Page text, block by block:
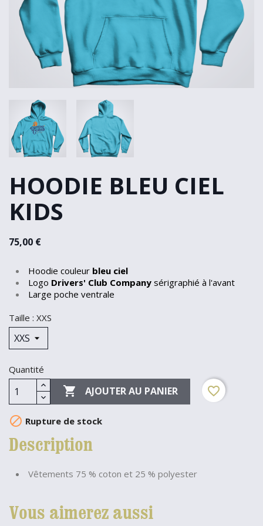
HOODIE BLEU CIEL
KIDS
75,00 €
Hoodie couleur bleu ciel
Logo Drivers' Club Company sérigraphié à l'avant
Large poche ventrale
Taille : XXS
Quantité
 AJOUTER AU PANIER favorite_border
 Rupture de stock
Description
Vêtements 75 % coton et 25 % polyester
Vous aimerez aussi